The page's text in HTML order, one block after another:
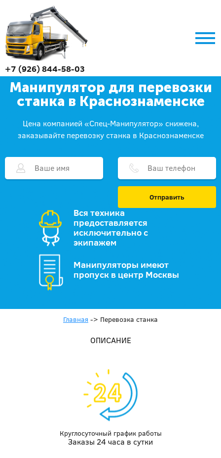
+7 (926) 844-58-03
Манипулятор для перевозки
станка в Краснознаменске
Цена компанией «Спец-Манипулятор» снижена,
заказывайте перевозку станка в Краснознаменске
Отправить
Вся техника
предоставляется
исключительно с
экипажем
Манипуляторы имеют
пропуск в центр Москвы
Главная -> Перевозка станка
ОПИСАНИЕ
Круглосуточный график работы
Заказы 24 часа в сутки